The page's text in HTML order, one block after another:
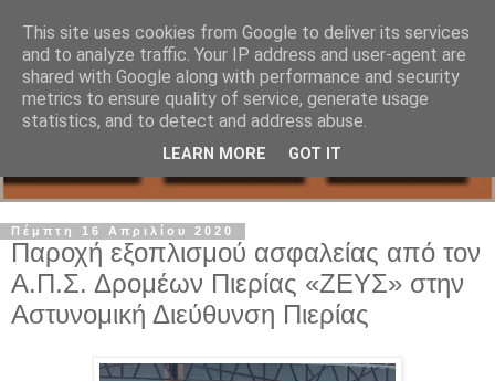
Πέμπτη 16 Απριλίου 2020
Παροχή εξοπλισμού ασφαλείας από τον
Α.Π.Σ. Δρομέων Πιερίας «ΖΕΥΣ» στην
Αστυνομική Διεύθυνση Πιερίας
This site uses cookies from Google to deliver its services
and to analyze traffic. Your IP address and user-agent are
shared with Google along with performance and security
metrics to ensure quality of service, generate usage
statistics, and to detect and address abuse.
LEARN MORE GOT IT